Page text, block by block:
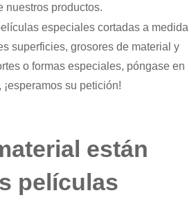
nuestros productos.
especiales cortadas a medida
superficies, grosores de material y
o formas especiales, póngase en
su petición!
están
películas